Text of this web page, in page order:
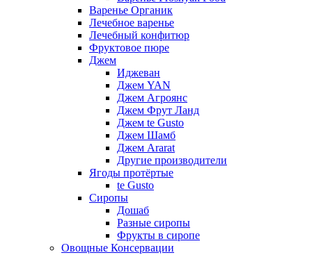
Варенье Органик
Лечебное варенье
Лечебный конфитюр
Фруктовое пюре
Джем
Иджеван
Джем YAN
Джем Агроянс
Джем Фрут Ланд
Джем te Gusto
Джем Шамб
Джем Ararat
Другие производители
Ягоды протёртые
te Gusto
Сиропы
Дошаб
Разные сиропы
Фрукты в сиропе
Овощные Консервации